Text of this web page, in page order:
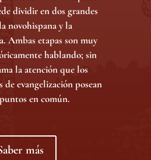
dividir en dos grandes
novohispana y la
Ambas etapas son muy
hablando; sin
la atención que los
de evangelización posean
en común.
más